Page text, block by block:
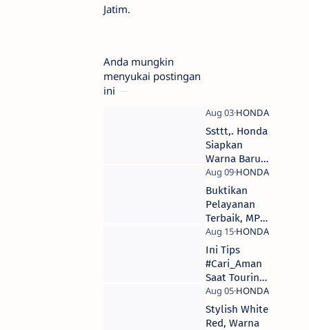
Jatim.
Anda mungkin
menyukai postingan
ini
Ssttt,. Honda
Siapkan
Warna Baru
Scoopy?
Buktikan
Pelayanan
Terbaik, MPM
Sabet 3 Piala
di Kontes
Layanan
Honda
Nasional
Ini Tips
#Cari_Aman
Saat Touring
Dengan
Sepeda
Motor
Stylish White
Red, Warna